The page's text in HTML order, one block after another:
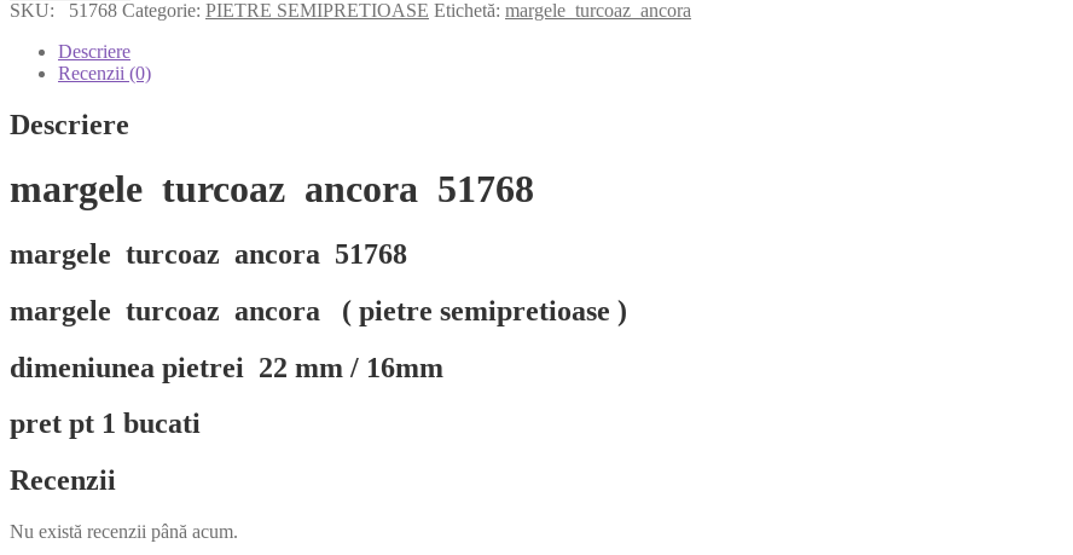
ancora
51768
SKU: 51768 Categorie: PIETRE SEMIPRETIOASE Etichetă: margele turcoaz ancora
Descriere
Recenzii (0)
Descriere
margele turcoaz ancora 51768
margele turcoaz ancora 51768
margele turcoaz ancora ( pietre semipretioase )
dimeniunea pietrei 22 mm / 16mm
pret pt 1 bucati
Recenzii
Nu există recenzii până acum.